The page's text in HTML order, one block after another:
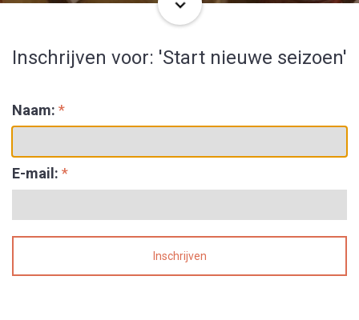
Inschrijven voor: 'Start nieuwe seizoen'
Naam: *
E-mail: *
Inschrijven